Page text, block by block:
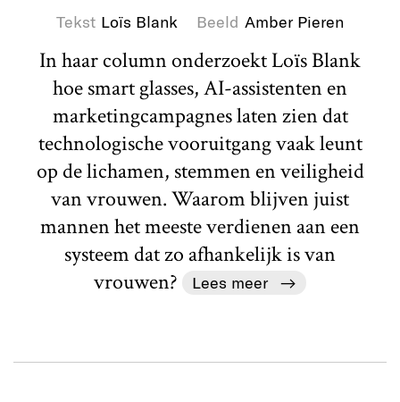
Tekst Loïs Blank Beeld Amber Pieren
In haar column onderzoekt Loïs Blank
hoe smart glasses, AI-assistenten en
marketingcampagnes laten zien dat
technologische vooruitgang vaak leunt
op de lichamen, stemmen en veiligheid
van vrouwen. Waarom blijven juist
mannen het meeste verdienen aan een
systeem dat zo afhankelijk is van
vrouwen?
Lees meer